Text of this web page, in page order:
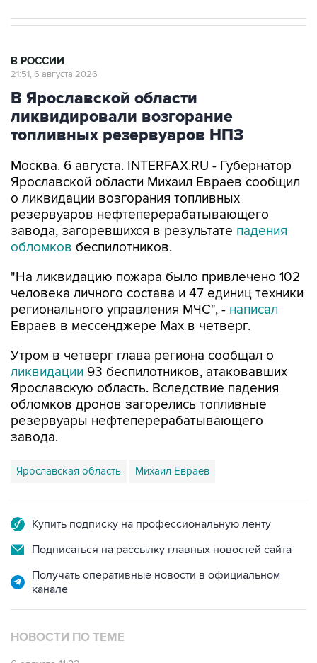
В Ярославской области
ликвидировали возгорание
топливных резервуаров НПЗ
Москва. 6 августа. INTERFAX.RU - Губернатор
о ликвидации возгорания топливных
резервуаров нефтеперерабатывающего
завода, загоревшихся в результатепадения
обломковбеспилотников.
"На ликвидацию пожара было привлечено 102
регионального управления МЧС", -написал
Евраев в мессенджере Мах в четверг.
Утром в четверг глава региона сообщал о
Ярославскую область. Вследствие падения
обломков дронов загорелись топливные
резервуары нефтеперерабатывающего
завода.
Ярославская область
Подписаться на рассылку главных новостей сайта
Получать оперативные новости в официальном
канале
НОВОСТИ ПО ТЕМЕ
6 августа 11:32